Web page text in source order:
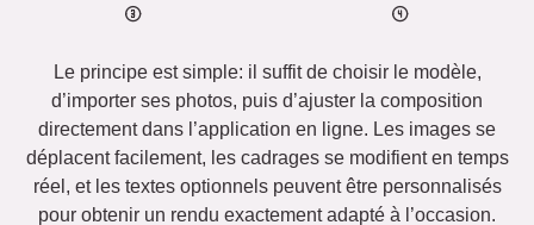
Le principe est simple: il suffit de choisir le modèle,
d’importer ses photos, puis d’ajuster la composition
directement dans l’application en ligne. Les images se
déplacent facilement, les cadrages se modifient en temps
réel, et les textes optionnels peuvent être personnalisés
pour obtenir un rendu exactement adapté à l’occasion.